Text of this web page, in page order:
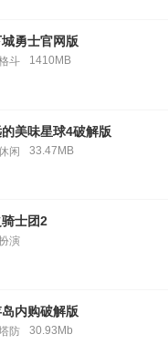
勇士官网版
斗 1410MB
美味星球4破解版
闲 33.47MB
士团2
演
内购破解版
防 30.93Mb